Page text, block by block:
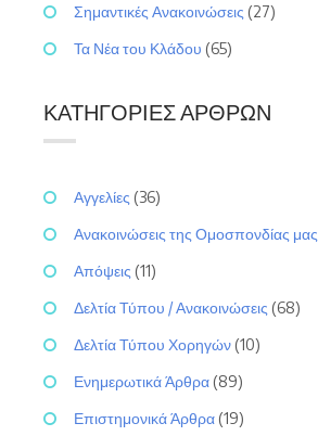
Σημαντικές Ανακοινώσεις (27)
Τα Νέα του Κλάδου (65)
ΚΑΤΗΓΟΡΊΕΣ ΆΡΘΡΩΝ
Αγγελίες (36)
Ανακοινώσεις της Ομοσπονδίας μας
Απόψεις (11)
Δελτία Τύπου / Ανακοινώσεις (68)
Δελτία Τύπου Χορηγών (10)
Ενημερωτικά Άρθρα (89)
Επιστημονικά Άρθρα (19)